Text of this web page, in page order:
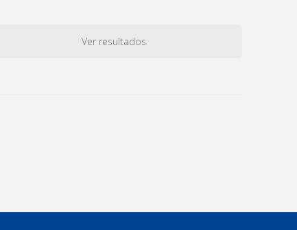
Ver resultados